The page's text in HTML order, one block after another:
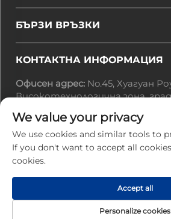
БЪРЗИ ВРЪЗКИ
КОНТАКТНА ИНФОРМАЦИЯ
Офисен адрес: No.45, Хуагуан
Високотехнологична зона,
Имейл: [email protected]
Тел.: +86-0756-3616108
Всички права запазени © 2025
Power Electronics Technology
за
We value your privacy
We use cookies and similar tools to
If you don't want to accept all
cookies.
Personalize cookies
Accept all